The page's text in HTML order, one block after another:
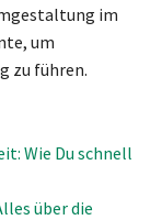
im
um
zu führen.
Wie Du schnell
über die